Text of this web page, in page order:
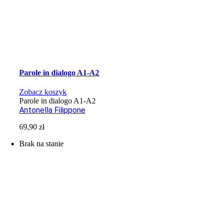
Parole in dialogo A1-A2
Zobacz koszyk
Parole in dialogo A1-A2
Antonella Filippone
69,90zł
Brak na stanie